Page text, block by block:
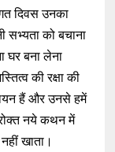
दिवस उनका
को बचाना
घर बना लेना
की रक्षा की
हैं और उनसे हमें
नये कथन में
खाता।